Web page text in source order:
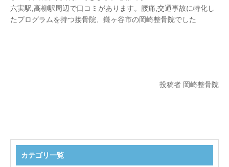
六実駅,高柳駅周辺で口コミがあります。腰痛,交通事故に特化し
たプログラムを持つ接骨院、鎌ヶ谷市の岡崎整骨院でした
投稿者 岡崎整骨院
カテゴリ一覧